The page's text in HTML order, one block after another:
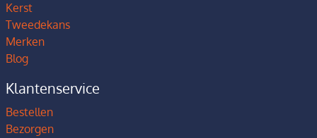
Kerst
Tweedekans
Merken
Blog
Klantenservice
Bestellen
Bezorgen